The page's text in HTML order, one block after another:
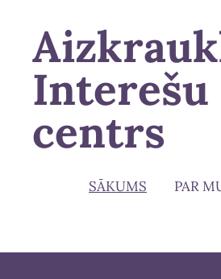
centrs
SĀKUMS PAR